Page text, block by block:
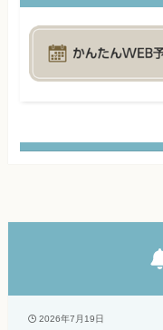
2026年7月19日